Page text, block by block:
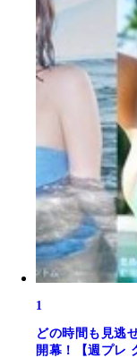
1
どの時間も見逃
開幕！【週プレ